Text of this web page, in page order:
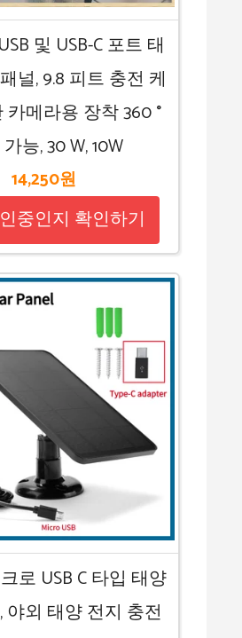
및 USB-C 포트 태
널, 9.8 피트 충전 케
카메라용 장착 360 °
능, 30 W, 10W
14,250원
중인지 확인하기
로 USB C 타입 태양
야외 태양 전지 충전